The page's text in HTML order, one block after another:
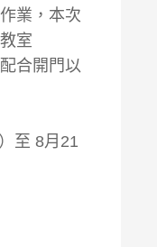
業，本次
室
合開門以
至 8月21